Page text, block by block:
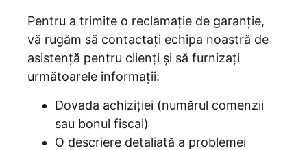
Pentru a trimite o reclamație de garanție,
vă rugăm să contactați echipa noastră de
asistență pentru clienți și să furnizați
următoarele informații:
Dovada achiziției (numărul comenzii
sau bonul fiscal)
O descriere detaliată a problemei